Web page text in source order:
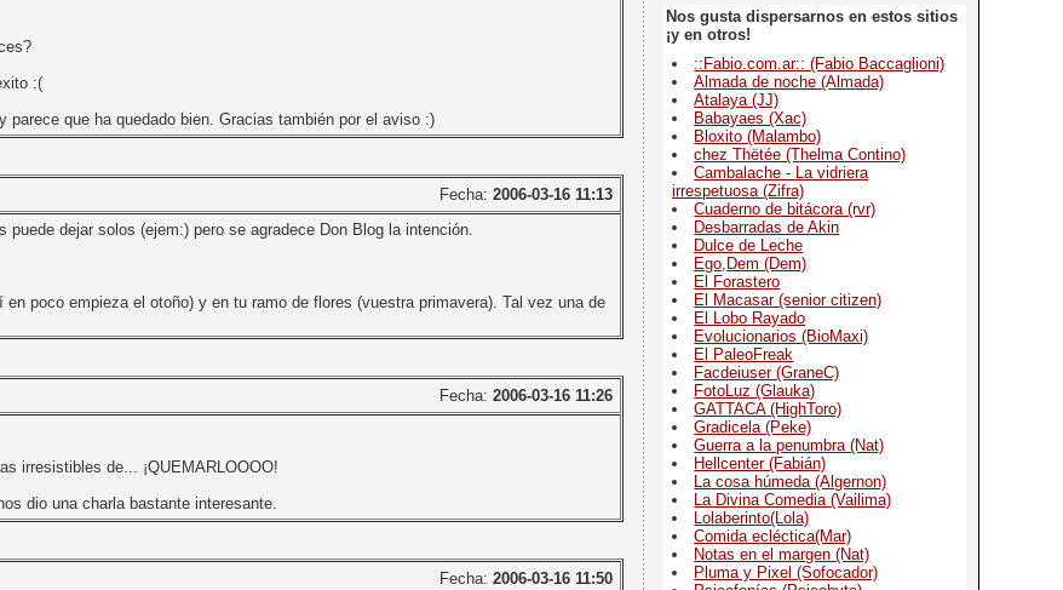
:(
que ha quedado bien. Gracias también por el aviso :)
Fecha: 2006-03-16 11:13
dejar solos (ejem:) pero se agradece Don Blog la intención.
poco empieza el otoño) y en tu ramo de flores (vuestra primavera). Tal vez una de
Fecha: 2006-03-16 11:26
irresistibles de... ¡QUEMARLOOOO!
dio una charla bastante interesante.
Fecha: 2006-03-16 11:50
Nos gusta dispersarnos en estos sitios
¡y en otros!
::Fabio.com.ar:: (Fabio Baccaglioni)
Almada de noche (Almada)
Atalaya (JJ)
Babayaes (Xac)
Bloxito (Malambo)
chez Thëtée (Thelma Contino)
Cambalache - La vidriera
irrespetuosa (Zifra)
Cuaderno de bitácora (rvr)
Desbarradas de Akin
Dulce de Leche
Ego,Dem (Dem)
El Forastero
El Macasar (senior citizen)
El Lobo Rayado
Evolucionarios (BioMaxi)
El PaleoFreak
Facdeiuser (GraneC)
FotoLuz (Glauka)
GATTACA (HighToro)
Gradicela (Peke)
Guerra a la penumbra (Nat)
Hellcenter (Fabián)
La cosa húmeda (Algernon)
La Divina Comedia (Vailima)
Lolaberinto(Lola)
Comida ecléctica(Mar)
Notas en el margen (Nat)
Pluma y Pixel (Sofocador)